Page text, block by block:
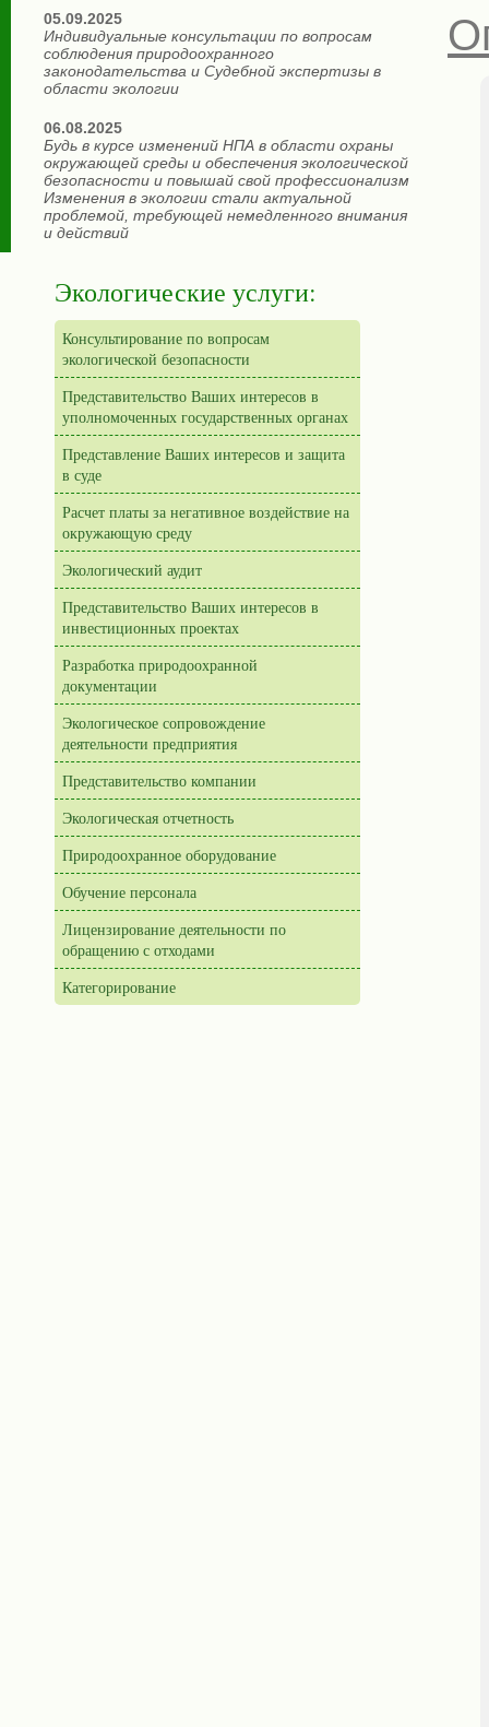
05.09.2025
Индивидуальные консультации по вопросам
соблюдения природоохранного
законодательства и Судебной экспертизы в
области экологии
06.08.2025
Будь в курсе изменений НПА в области охраны
окружающей среды и обеспечения экологической
безопасности и повышай свой профессионализм
Изменения в экологии стали актуальной
проблемой, требующей немедленного внимания
и действий
Экологические услуги:
Консультирование по вопросам
экологической безопасности
Представительство Ваших интересов в
уполномоченных государственных органах
Представление Ваших интересов и защита
в суде
Расчет платы за негативное воздействие на
окружающую среду
Экологический аудит
Представительство Ваших интересов в
инвестиционных проектах
Разработка природоохранной
документации
Экологическое сопровождение
деятельности предприятия
Представительство компании
Экологическая отчетность
Природоохранное оборудование
Обучение персонала
Лицензирование деятельности по
обращению с отходами
Категорирование